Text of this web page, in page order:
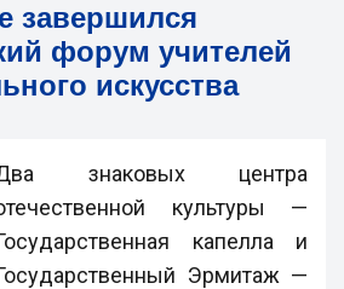
завершился
форум учителей
искусства
знаковых центра
культуры —
капелла и
Эрмитаж —